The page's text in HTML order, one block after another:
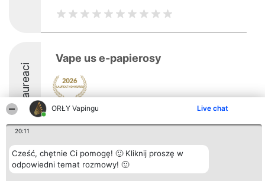
ORŁY Vapingu Live chat
20:11
Cześć, chętnie Ci pomogę! 🙂 Kliknij proszę w
odpowiedni temat rozmowy! 🙂
Laureaci
Vape us e-papierosy
8.9
Organizator plebiscytu
Bright Side Solutions sp. z o.
o. sp. k.
Plebiscyt
Laureaci
Lista
Kontakt